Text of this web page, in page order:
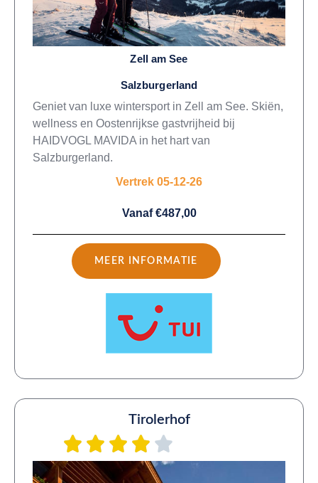
Zell am See
Salzburgerland
Geniet van luxe wintersport in Zell am See. Skiën,
wellness en Oostenrijkse gastvrijheid bij
HAIDVOGL MAVIDA in het hart van
Salzburgerland.
Vertrek 05-12-26
Vanaf €487,00
MEER INFORMATIE
Tirolerhof